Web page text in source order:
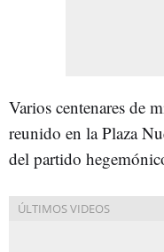
Varios centenares de
reunido en la Plaza
del partido